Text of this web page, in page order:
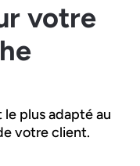
votre
plus adapté au
votre client.